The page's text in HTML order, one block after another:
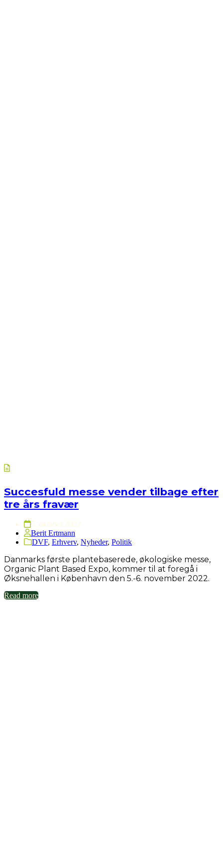
Succesfuld messe vender tilbage efter
tre års fravær
5. oktober 2022
Berit Ertmann
DVF, Erhverv, Nyheder, Politik
Danmarks første plantebaserede, økologiske messe,
Organic Plant Based Expo, kommer til at foregå i
Øksnehallen i København den 5.-6. november 2022.
Read more